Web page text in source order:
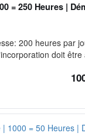
= 250 Heures |
200 heures par
doit